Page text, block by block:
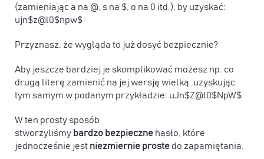
(zamieniając a na @, s na $, o na 0 itd.), by uzyskać:
ujn$z@l0$npw$
Przyznasz, że wygląda to już dosyć bezpiecznie?
Aby jeszcze bardziej je skomplikować możesz np. co
drugą literę zamienić na jej wersję wielką, uzyskując
tym samym w podanym przykładzie: uJn$Z@l0$NpW$
W ten prosty sposób
stworzyliśmy bardzo bezpiecznehasło, które
jednocześnie jest niezmiernie prostedo zapamiętania.